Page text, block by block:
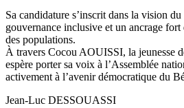
Sa candidature s’inscrit dans la vision
gouvernance inclusive et un ancrage fort
des populations.
À travers Cocou AOUISSI, la jeunesse
espère porter sa voix à l’Assemblée
activement à l’avenir démocratique du
Jean-Luc DESSOUASSI